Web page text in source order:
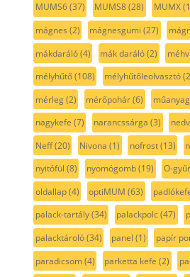
MUMS6(37) MUMS8(28) MUMX
mágnes (2) mágnesgumi (27)
mákdaráló(4) mák daráló(2)
mélyhűtő(108) mélyhűtőleolvasztó
mérleg(2) mérőpohár(6) műanyag
nagykefe (7) narancssárga (3)
Neff(20) Nivona (1) nofrost(13)
nyitófül (8) nyomógomb(19) O-
oldallap(4) optiMUM (63)
palack-tartály(34) palackpolc(47)
palacktároló(34) panel (1) papír
paradicsom(4) parketta kefe (2)